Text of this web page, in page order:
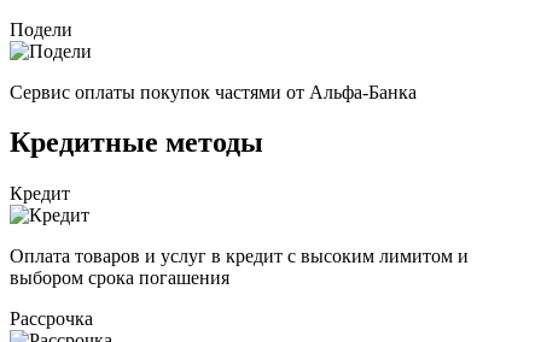
Подели
Сервис оплаты покупок частями от Альфа-Банка
Кредитные методы
Кредит
Оплата товаров и услуг в кредит с высоким лимитом и
выбором срока погашения
Рассрочка